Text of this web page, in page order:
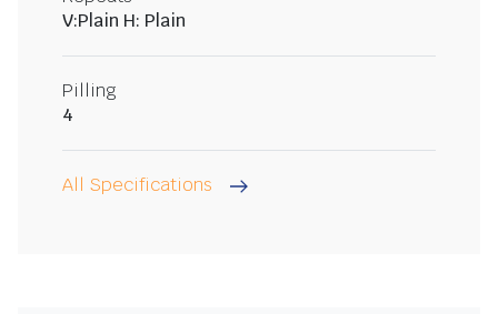
V:Plain H: Plain
Pilling
4
All Specifications